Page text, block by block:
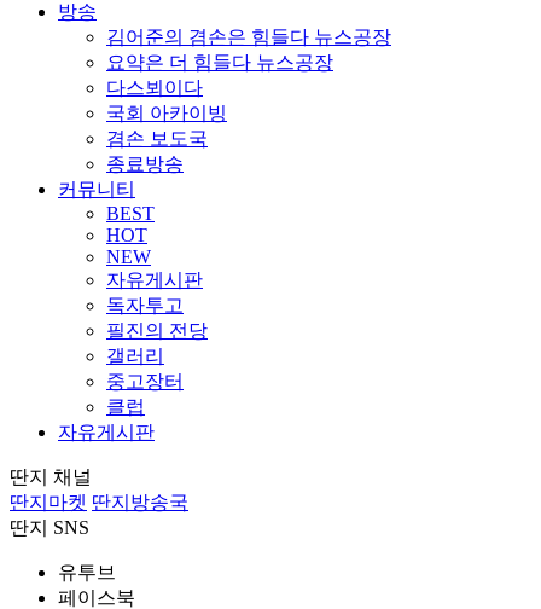
방송
김어준의 겸손은 힘들다 뉴스공장
요약은 더 힘들다 뉴스공장
다스뵈이다
국회 아카이빙
겸손 보도국
종료방송
커뮤니티
BEST
HOT
NEW
자유게시판
독자투고
필진의 전당
갤러리
중고장터
클럽
자유게시판
딴지 채널
딴지마켓 딴지방송국
딴지 SNS
유투브
페이스북